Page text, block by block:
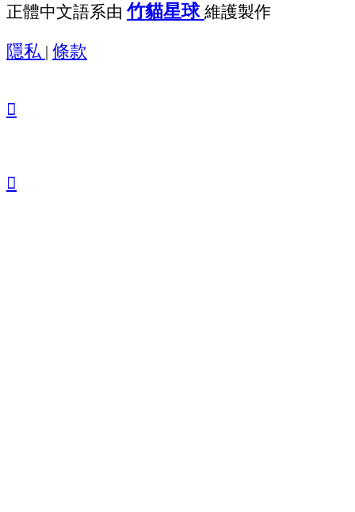
正體中文語系由 竹貓星球 維護製作
隱私 | 條款